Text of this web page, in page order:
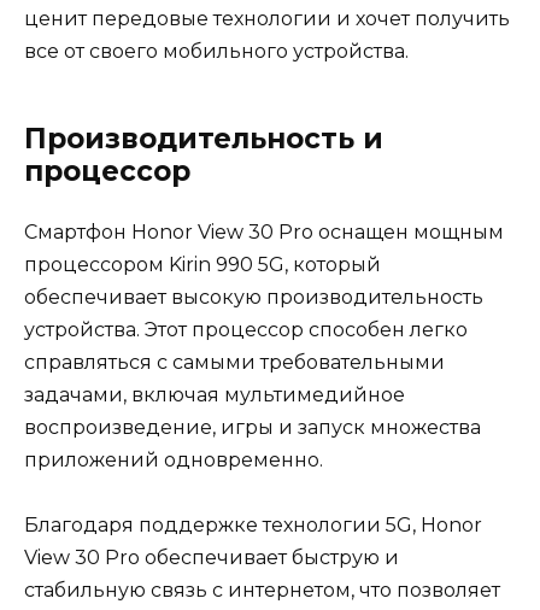
ценит передовые технологии и хочет получить
все от своего мобильного устройства.
Производительность и
процессор
Смартфон Honor View 30 Pro оснащен мощным
процессором Kirin 990 5G, который
обеспечивает высокую производительность
устройства. Этот процессор способен легко
справляться с самыми требовательными
задачами, включая мультимедийное
воспроизведение, игры и запуск множества
приложений одновременно.
Благодаря поддержке технологии 5G, Honor
View 30 Pro обеспечивает быструю и
стабильную связь с интернетом, что позволяет